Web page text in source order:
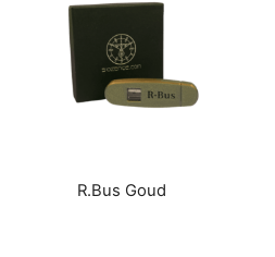
R.Bus Goud